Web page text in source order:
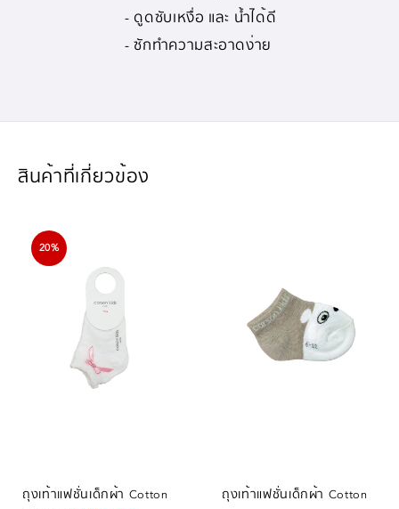
- ดูดซับเหงื่อ และ น้ำได้ดี
- ซักทำความสะอาดง่าย
สินค้าที่เกี่ยวข้อง
20%
ถุงเท้าแฟชั่นเด็กผ้า Cotton ถุงเท้าแฟชั่นเด็กผ้า Cotton